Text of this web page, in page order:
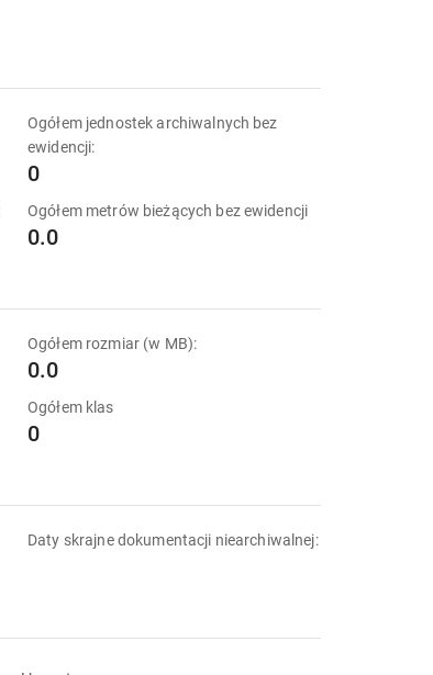
Ogółem jednostek archiwalnych bez
ewidencji:
0
Ogółem metrów bieżących bez ewidencji
0.0
Ogółem rozmiar (w MB):
0.0
Ogółem klas
0
Daty skrajne dokumentacji niearchiwalnej: